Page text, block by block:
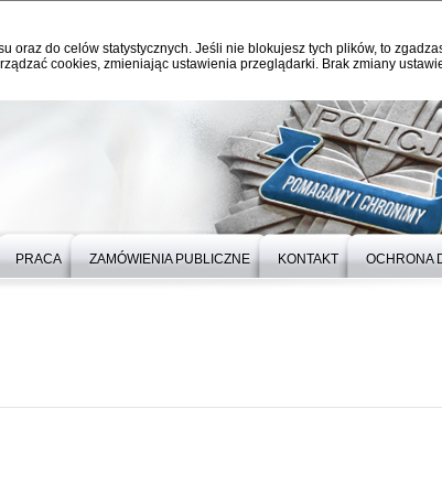
oraz do celów statystycznych. Jeśli nie blokujesz tych plików, to
cookies, zmieniając ustawienia przeglądarki. Brak zmiany
PRACA ZAMÓWIENIA PUBLICZNE KONTAKT OCHRONA